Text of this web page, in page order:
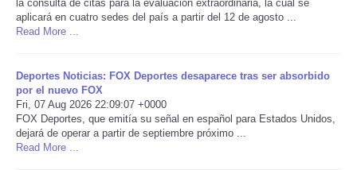
Portada de Noticias
Ciencia
Deportes
la consulta de citas para la evaluación extraordinaria, la cual se
aplicará en cuatro sedes del país a partir del 12 de agosto ...
Read More ...
Deportes Noticias: FOX Deportes desaparece tras ser absorbido
por el nuevo FOX
Fri, 07 Aug 2026 22:09:07 +0000
FOX Deportes, que emitía su señal en español para Estados Unidos,
dejará de operar a partir de septiembre próximo ...
Read More ...